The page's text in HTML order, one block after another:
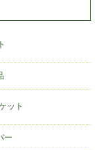
ット
ー